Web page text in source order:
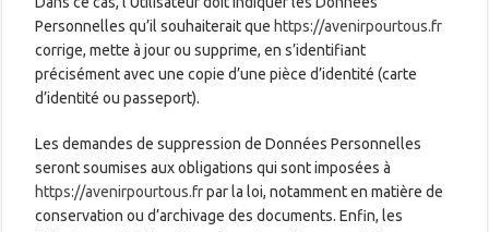
Personnelles qu’il souhaiterait quehttps://avenirpourtous.fr
corrige, mette à jour ou supprime, en s’identifiant
précisément avec une copie d’une pièce d’identité (carte
d’identité ou passeport).
Les demandes de suppression de Données Personnelles
seront soumises aux obligations qui sont imposées à
https://avenirpourtous.frpar la loi, notamment en matière de
conservation ou d’archivage des documents. Enfin, les